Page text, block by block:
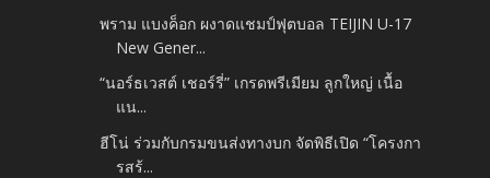
พราม แบงค็อก ผงาดแชมป์ฟุตบอล TEIJIN U-17
New Gener...
“นอร์ธเวสต์ เชอร์รี่” เกรดพรีเมียม ลูกใหญ่ เนื้อ
แน...
ฮีโน่ ร่วมกับกรมขนส่งทางบก จัดพิธีเปิด “โครงกา
รสร้...